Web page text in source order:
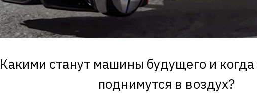
Какими станут машины будущего и
поднимутся в воздух?